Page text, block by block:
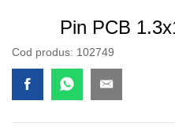
Pin PCB
Cod produs: 102749